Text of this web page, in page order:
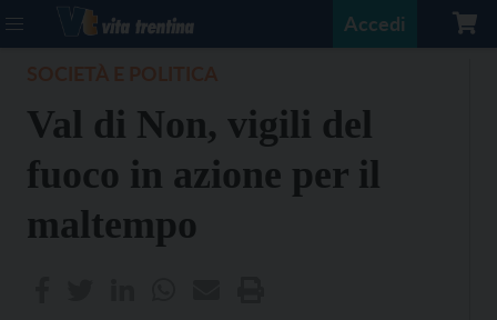
Accedi
Val di Non, vigili del
fuoco in azione per il
maltempo